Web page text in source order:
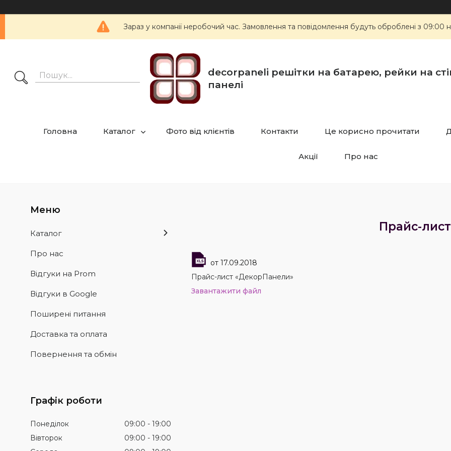
Зараз у компанії неробочий час. Замовлення та повідомлення будуть оброблені з 09:00
decorpaneli решітки на батарею, рейки на
панелі
Головна Каталог Фото від клієнтів Контакти Це корисно прочитати
Акції Про нас
Прайс-
17.09.2018
Прайс-лист «ДекорПанели»
Завантажити файл
Каталог
Про нас
Відгуки на Prom
Відгуки в Google
Поширені питання
Доставка та оплата
Повернення та обмін
Графік роботи
Понеділок 09:00
19:00
Вівторок
09:00
19:00